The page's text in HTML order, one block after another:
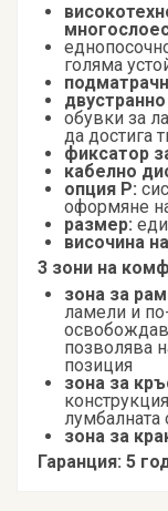
голяма
обувки за
да достига
фиксатор
кабелно
опция Р:
оформяне
размер:
височина
3 зони на
зона за
ламели и
позволява
позиция
зона за
лумбалната
зона за
Гаранция: 5